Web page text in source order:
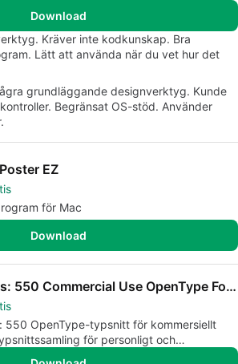
Download
Kräver inte kodkunskap. Bra
Lätt att använda när du vet hur det
grundläggande designverktyg. Kunde
Begränsat OS-stöd. Använder
EZ
för Mac
Download
Free Fonts: 550 Commercial Use OpenType Fonts
550 OpenType-typsnitt för kommersiellt
för personligt och